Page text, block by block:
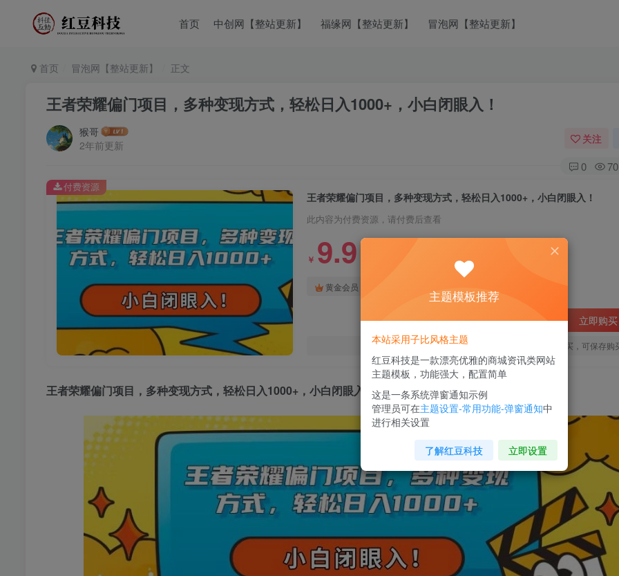
首页 中创网【整站更新】 福缘网【整站更新】 冒泡网【整站更新】
首页 冒泡网【整站更新】 正文
王者荣耀偏门项目，多种变现方式，轻松日入1000+，小白闭眼入！
猴哥
2年前更新
关注
0 70
王者荣耀偏门项目，多种变现方式，轻松日入1000+，小白闭眼入！
此内容为付费资源，请付费后查看
￥ 9.9
黄金会员
立即购买
您当前未登录！建议登陆后购买，可保存购
付费资源
王者荣耀偏门项目 ，多种变现方式，轻松日入1000+，小白闭眼入！
主题模板推荐
本站采用子比风格主题
红豆科技是一款漂亮优雅的商城资讯类网站
主题模板，功能强大，配置简单
这是一条系统弹窗通知示例
管理员可在主题设置-常用功能-弹窗通知中
进行相关设置
了解红豆科技 立即设置